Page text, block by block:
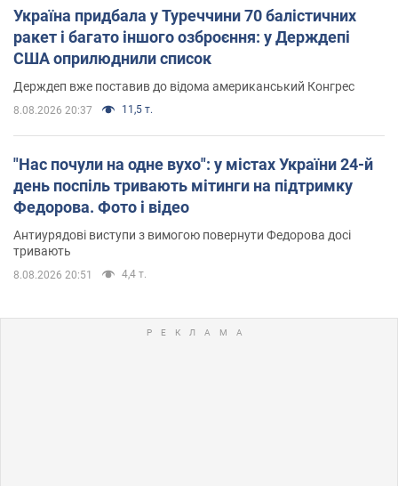
Україна придбала у Туреччини 70 балістичних
ракет і багато іншого озброєння: у Держдепі
США оприлюднили список
Держдеп вже поставив до відома американський Конгрес
8.08.2026 20:37 11,5 т.
"Нас почули на одне вухо": у містах України 24-й
день поспіль тривають мітинги на підтримку
Федорова. Фото і відео
Антиурядові виступи з вимогою повернути Федорова досі
тривають
8.08.2026 20:51 4,4 т.